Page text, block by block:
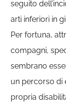
seguito
arti inferiori in
Per fortuna,
compagni,
sembrano
un percorso di
propria